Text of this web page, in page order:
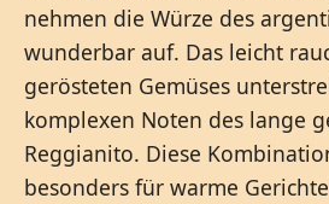
nehmen die Würze des
wunderbar auf. Das leicht
gerösteten Gemüses
komplexen Noten des lange
Reggianito. Diese
besonders für warme